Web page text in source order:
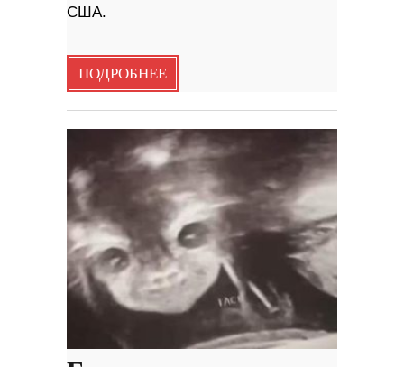
США.
ПОДРОБНЕЕ